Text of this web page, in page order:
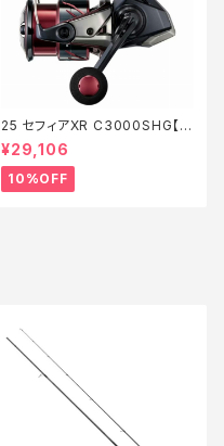
25 セフィアXR C3000SHG【継
続セール_リール】【10】
¥29,106
10%OFF